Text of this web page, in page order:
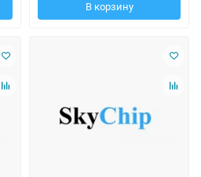
В корзину